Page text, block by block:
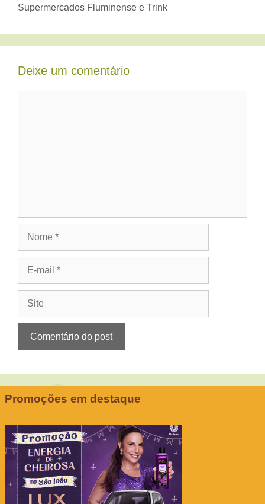
Supermercados Fluminense e Trink
Deixe um comentário
Promoções em destaque